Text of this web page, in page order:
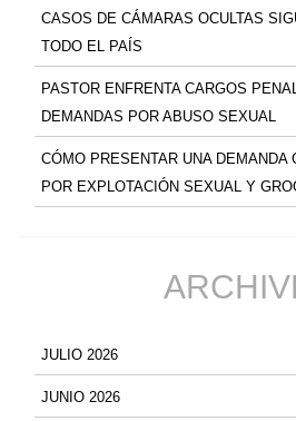
CASOS DE CÁMARAS OCULTAS
TODO EL PAÍS
PASTOR ENFRENTA CARGOS
DEMANDAS POR ABUSO SEXUAL
CÓMO PRESENTAR UNA DEMANDA
POR EXPLOTACIÓN SEXUAL Y
JULIO 2026
JUNIO 2026